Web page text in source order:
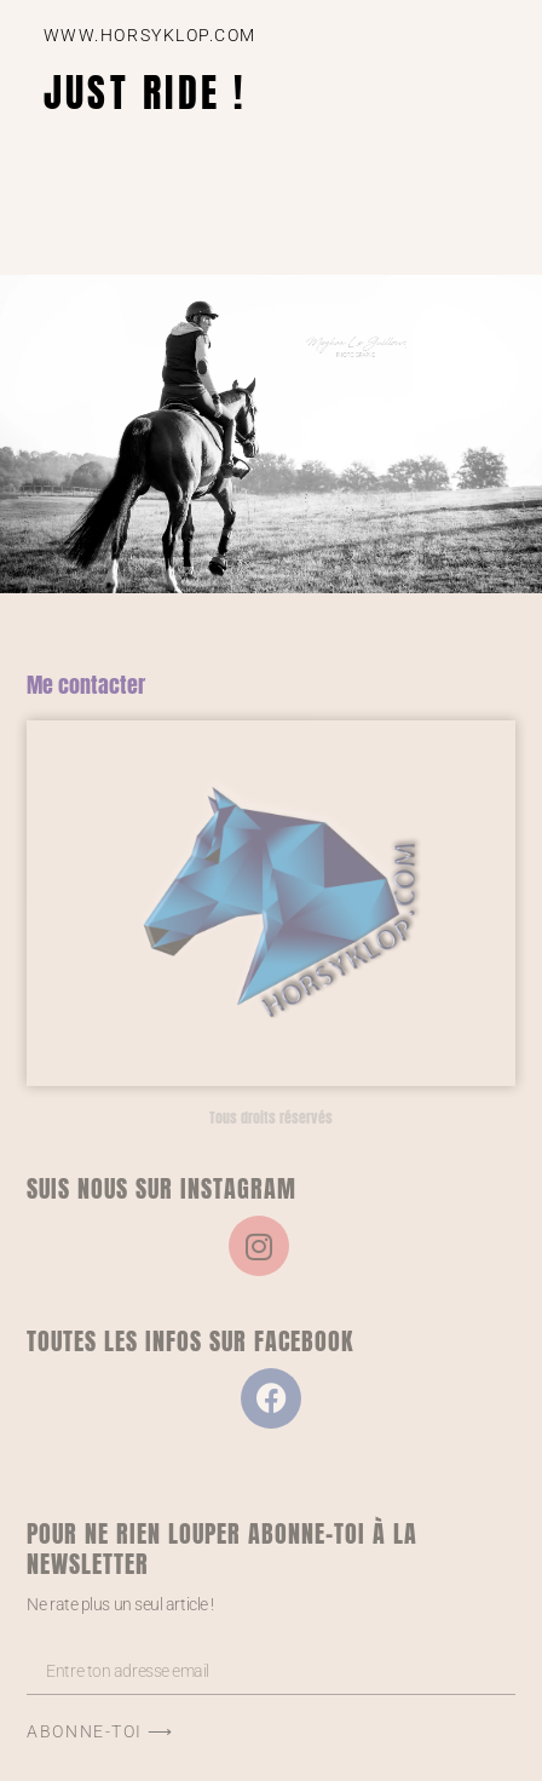
WWW.HORSYKLOP.COM
JUST RIDE !
Me contacter
Tous droits réservés
SUIS NOUS SUR INSTAGRAM
TOUTES LES INFOS SUR FACEBOOK
POUR NE RIEN LOUPER ABONNE-TOI À LA
NEWSLETTER
Ne rate plus un seul article !
ABONNE-TOI ⟶